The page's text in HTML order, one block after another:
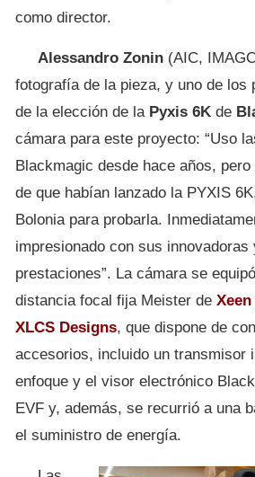
como director.
Alessandro Zonin (AIC,
fotografía de la pieza, y uno de los
de la elección de la Pyxis 6K de
cámara para este proyecto: “Uso
Blackmagic desde hace años,
de que habían lanzado la PYXIS
Bolonia para probarla.
impresionado con sus innovadoras
prestaciones”. La cámara se
distancia focal fija Meister de Xeen
XLCS Designs, que dispone de
accesorios, incluido un transmisor
enfoque y el visor electrónico
EVF y, además, se recurrió a una
el suministro de energía.